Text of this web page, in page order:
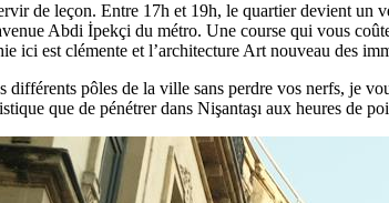
de leçon. Entre 17h et 19h, le quartier devient
Abdi İpekçi du métro. Une course qui vous
ici est clémente et l’architecture Art nouveau des
pôles de la ville sans perdre vos nerfs, je
que de pénétrer dans Nişantaşı aux heures de